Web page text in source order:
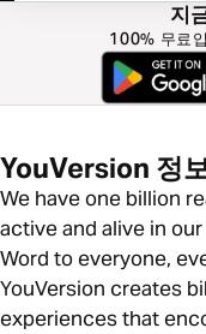
지
100% 무료
YouVersion 정
We have one billion
active and alive in
Word to everyone,
YouVersion creates
experiences that